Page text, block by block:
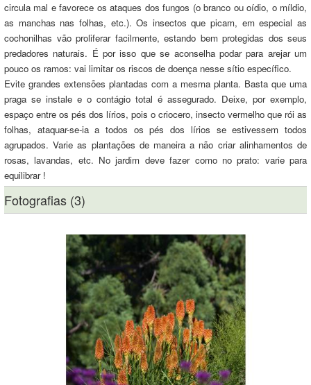
circula mal e favorece os ataques dos fungos (o branco ou oídio, o míldio,
as manchas nas folhas, etc.). Os insectos que picam, em especial as
cochonilhas vão proliferar facilmente, estando bem protegidas dos seus
predadores naturais. É por isso que se aconselha podar para arejar um
pouco os ramos: vai limitar os riscos de doença nesse sítio específico.
Evite grandes extensões plantadas com a mesma planta. Basta que uma
praga se instale e o contágio total é assegurado. Deixe, por exemplo,
espaço entre os pés dos lírios, pois o criocero, insecto vermelho que rói as
folhas, ataquar-se-ia a todos os pés dos lírios se estivessem todos
agrupados. Varie as plantações de maneira a não criar alinhamentos de
rosas, lavandas, etc. No jardim deve fazer como no prato: varie para
equilibrar !
Fotografias (3)